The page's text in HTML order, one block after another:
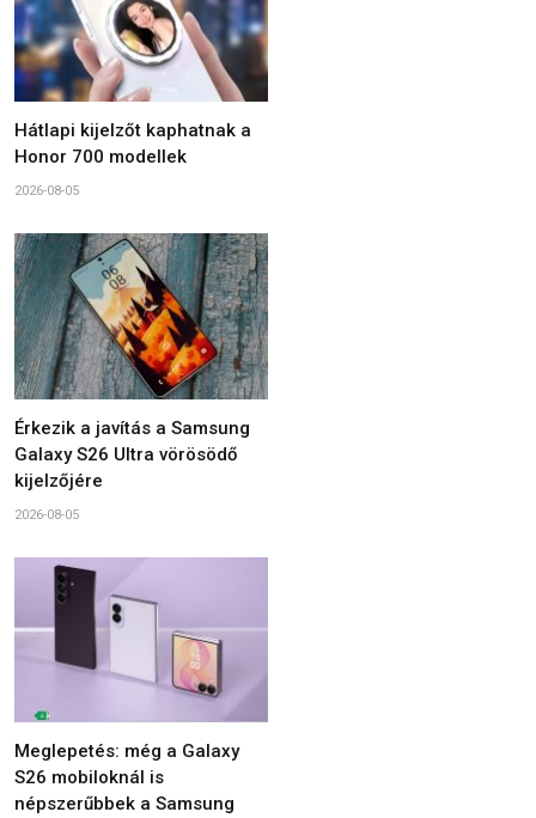
Hátlapi kijelzőt kaphatnak a
Honor 700 modellek
2026-08-05
Érkezik a javítás a Samsung
Galaxy S26 Ultra vörösödő
kijelzőjére
2026-08-05
Meglepetés: még a Galaxy
S26 mobiloknál is
népszerűbbek a Samsung